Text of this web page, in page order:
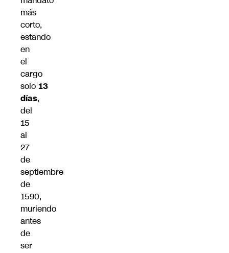
más
corto,
estando
en
el
cargo
solo 13
días,
del
15
al
27
de
septiembre
de
1590,
muriendo
antes
de
ser